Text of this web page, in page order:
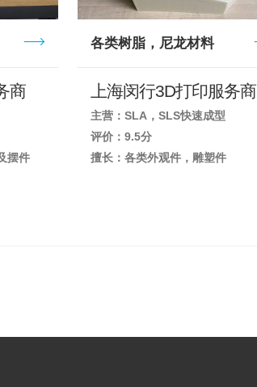
商
摆件
上海闵行3D打印服务商
各类树脂，尼龙材料
主营：SLA，SLS快速成型
评价：9.5分
擅长：各类外观件，雕塑件